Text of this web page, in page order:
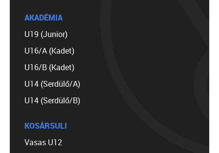
AKADÉMIA
U19 (Junior)
U16/A (Kadet)
U16/B (Kadet)
U14 (Serdülő/A)
U14 (Serdülő/B)
KOSÁRSULI
Vasas U12